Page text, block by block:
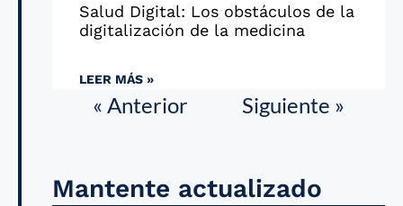
Salud Digital: Los obstáculos de la
digitalización de la medicina
LEER MÁS »
« Anterior Siguiente »
Mantente actualizado